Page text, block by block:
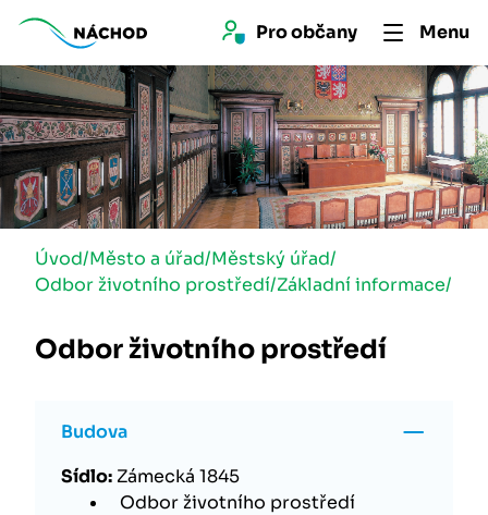
Pro občany Menu
Úvod/Město a úřad/Městský úřad/
Odbor životního prostředí/Základní informace/
Odbor životního prostředí
Budova
Sídlo: Zámecká 1845
Odbor životního prostředí